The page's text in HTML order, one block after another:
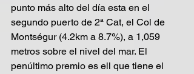
punto más alto del día esta en el
segundo puerto de 2ª Cat, el Col de
Montségur (4.2km a 8.7%), a 1,059
metros sobre el nivel del mar. El
penúltimo premio es ell que tiene el